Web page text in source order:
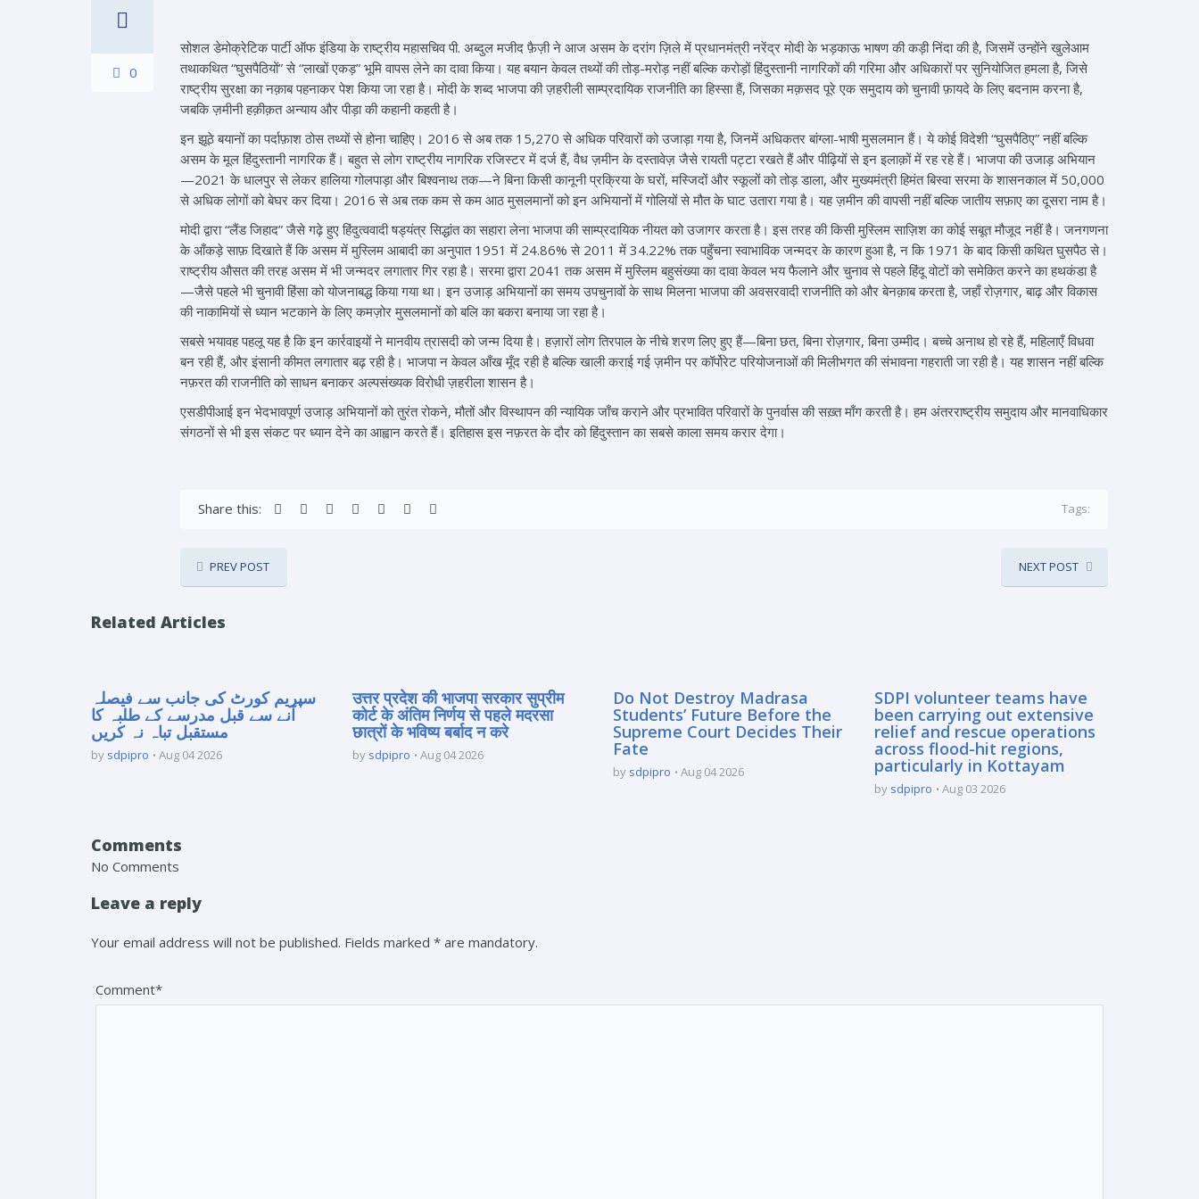
0
सोशल डेमोक्रेटिक पार्टी ऑफ इंडिया के राष्ट्रीय महासचिव पी. अब्दुल मजीद फ़ैज़ी ने आज असम के दरांग ज़िले में प्रधानमंत्री नरेंद्र मोदी के भड़काऊ भाषण की कड़ी निंदा की है, जिसमें उन्होंने खुलेआम
तथाकथित “घुसपैठियों” से “लाखों एकड़” भूमि वापस लेने का दावा किया। यह बयान केवल तथ्यों की तोड़-मरोड़ नहीं बल्कि करोड़ों हिंदुस्तानी नागरिकों की गरिमा और अधिकारों पर सुनियोजित हमला है, जिसे
राष्ट्रीय सुरक्षा का नक़ाब पहनाकर पेश किया जा रहा है। मोदी के शब्द भाजपा की ज़हरीली साम्प्रदायिक राजनीति का हिस्सा हैं, जिसका मक़सद पूरे एक समुदाय को चुनावी फ़ायदे के लिए बदनाम करना है,
जबकि ज़मीनी हक़ीक़त अन्याय और पीड़ा की कहानी कहती है।
इन झूठे बयानों का पर्दाफ़ाश ठोस तथ्यों से होना चाहिए। 2016 से अब तक 15,270 से अधिक परिवारों को उजाड़ा गया है, जिनमें अधिकतर बांग्ला-भाषी मुसलमान हैं। ये कोई विदेशी “घुसपैठिए” नहीं बल्कि
असम के मूल हिंदुस्तानी नागरिक हैं। बहुत से लोग राष्ट्रीय नागरिक रजिस्टर में दर्ज हैं, वैध ज़मीन के दस्तावेज़ जैसे रायती पट्टा रखते हैं और पीढ़ियों से इन इलाक़ों में रह रहे हैं। भाजपा की उजाड़ अभियान
—2021 के धालपुर से लेकर हालिया गोलपाड़ा और बिश्वनाथ तक—ने बिना किसी कानूनी प्रक्रिया के घरों, मस्जिदों और स्कूलों को तोड़ डाला, और मुख्यमंत्री हिमंत बिस्वा सरमा के शासनकाल में 50,000
से अधिक लोगों को बेघर कर दिया। 2016 से अब तक कम से कम आठ मुसलमानों को इन अभियानों में गोलियों से मौत के घाट उतारा गया है। यह ज़मीन की वापसी नहीं बल्कि जातीय सफ़ाए का दूसरा नाम है।
मोदी द्वारा “लैंड जिहाद” जैसे गढ़े हुए हिंदुत्ववादी षड्यंत्र सिद्धांत का सहारा लेना भाजपा की साम्प्रदायिक नीयत को उजागर करता है। इस तरह की किसी मुस्लिम साज़िश का कोई सबूत मौजूद नहीं है। जनगणना
के आँकड़े साफ़ दिखाते हैं कि असम में मुस्लिम आबादी का अनुपात 1951 में 24.86% से 2011 में 34.22% तक पहुँचना स्वाभाविक जन्मदर के कारण हुआ है, न कि 1971 के बाद किसी कथित घुसपैठ से।
राष्ट्रीय औसत की तरह असम में भी जन्मदर लगातार गिर रहा है। सरमा द्वारा 2041 तक असम में मुस्लिम बहुसंख्या का दावा केवल भय फैलाने और चुनाव से पहले हिंदू वोटों को समेकित करने का हथकंडा है
—जैसे पहले भी चुनावी हिंसा को योजनाबद्ध किया गया था। इन उजाड़ अभियानों का समय उपचुनावों के साथ मिलना भाजपा की अवसरवादी राजनीति को और बेनक़ाब करता है, जहाँ रोज़गार, बाढ़ और विकास
की नाकामियों से ध्यान भटकाने के लिए कमज़ोर मुसलमानों को बलि का बकरा बनाया जा रहा है।
सबसे भयावह पहलू यह है कि इन कार्रवाइयों ने मानवीय त्रासदी को जन्म दिया है। हज़ारों लोग तिरपाल के नीचे शरण लिए हुए हैं—बिना छत, बिना रोज़गार, बिना उम्मीद। बच्चे अनाथ हो रहे हैं, महिलाएँ विधवा
बन रही हैं, और इंसानी कीमत लगातार बढ़ रही है। भाजपा न केवल आँख मूँद रही है बल्कि खाली कराई गई ज़मीन पर कॉर्पोरेट परियोजनाओं की मिलीभगत की संभावना गहराती जा रही है। यह शासन नहीं बल्कि
नफ़रत की राजनीति को साधन बनाकर अल्पसंख्यक विरोधी ज़हरीला शासन है।
एसडीपीआई इन भेदभावपूर्ण उजाड़ अभियानों को तुरंत रोकने, मौतों और विस्थापन की न्यायिक जाँच कराने और प्रभावित परिवारों के पुनर्वास की सख़्त माँग करती है। हम अंतरराष्ट्रीय समुदाय और मानवाधिकार
संगठनों से भी इस संकट पर ध्यान देने का आह्वान करते हैं। इतिहास इस नफ़रत के दौर को हिंदुस्तान का सबसे काला समय करार देगा।
Share this: Tags:
PREV POST NEXT POST
Related Articles
سپریم کورٹ کی جانب سے فیصلہ
آنے سے قبل مدرسے کے طلبہ کا
مستقبل تباہ نہ کریں
by sdpipro Aug 04 2026
उत्तर प्रदेश की भाजपा सरकार सुप्रीम
कोर्ट के अंतिम निर्णय से पहले मदरसा
छात्रों के भविष्य बर्बाद न करे
by sdpipro Aug 04 2026
Do Not Destroy Madrasa
Students’ Future Before the
Supreme Court Decides Their
Fate
by sdpipro Aug 04 2026
SDPI volunteer teams have
been carrying out extensive
relief and rescue operations
across flood-hit regions,
particularly in Kottayam
by sdpipro Aug 03 2026
Comments
No Comments
Leave a reply
Your email address will not be published. Fields marked * are mandatory.
Comment*